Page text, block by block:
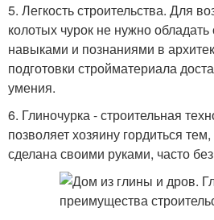
5. Легкость строительства. Для
колотых чурок не нужно
навыками и познаниями в
подготовки стройматериала
умения.
6. Глиночурка - строительная
позволяет хозяину гордиться
сделана своими руками, часто